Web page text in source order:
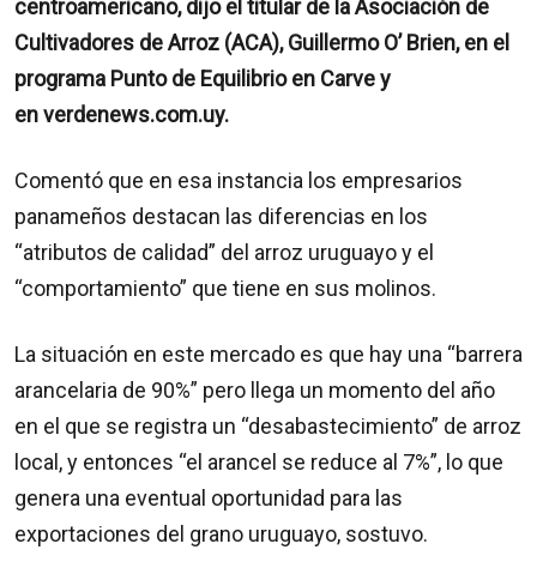
centroamericano, dijo el titular de la Asociación de
Cultivadores de Arroz (ACA), Guillermo O’ Brien, en el
programa Punto de Equilibrio en Carve y
en verdenews.com.uy.
Comentó que en esa instancia los empresarios
panameños destacan las diferencias en los
“atributos de calidad” del arroz uruguayo y el
“comportamiento” que tiene en sus molinos.
La situación en este mercado es que hay una “barrera
arancelaria de 90%” pero llega un momento del año
en el que se registra un “desabastecimiento” de arroz
local, y entonces “el arancel se reduce al 7%”, lo que
genera una eventual oportunidad para las
exportaciones del grano uruguayo, sostuvo.